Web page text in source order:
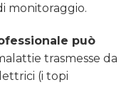
monitoraggio.
può
trasmesse da
(i topi